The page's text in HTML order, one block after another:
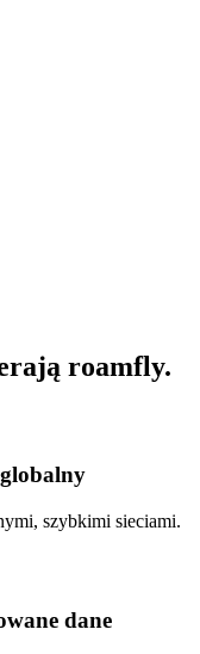
roamfly.
szybkimi sieciami.
dane